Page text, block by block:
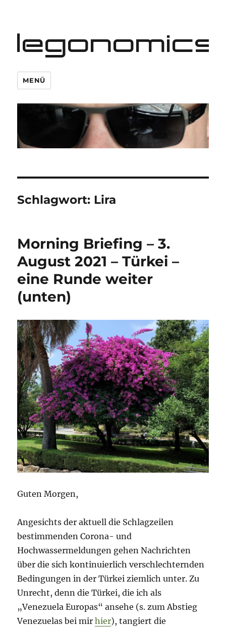
legonomics
MENÜ
Schlagwort: Lira
Morning Briefing – 3.
August 2021 – Türkei –
eine Runde weiter
(unten)
Guten Morgen,
Angesichts der aktuell die Schlagzeilen
bestimmenden Corona- und
Hochwassermeldungen gehen Nachrichten
über die sich kontinuierlich verschlechternden
Bedingungen in der Türkei ziemlich unter. Zu
Unrecht, denn die Türkei, die ich als
„Venezuela Europas“ ansehe (s. zum Abstieg
Venezuelas bei mirhier), tangiert die